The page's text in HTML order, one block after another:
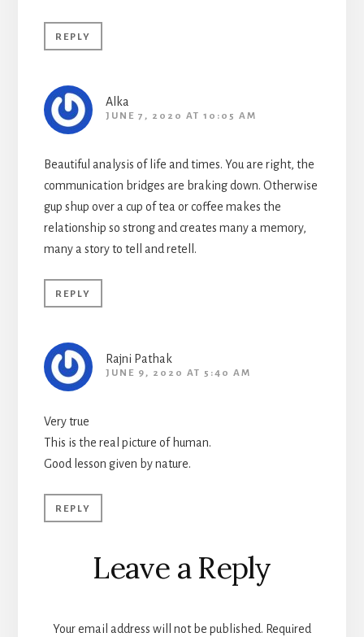
REPLY
Alka
JUNE 7, 2020 AT 10:05 AM
Beautiful analysis of life and times. You are right, the
communication bridges are braking down. Otherwise
gup shup over a cup of tea or coffee makes the
relationship so strong and creates many a memory,
many a story to tell and retell.
REPLY
Rajni Pathak
JUNE 9, 2020 AT 5:40 AM
Very true
This is the real picture of human.
Good lesson given by nature.
REPLY
Leave a Reply
Your email address will not be published. Required